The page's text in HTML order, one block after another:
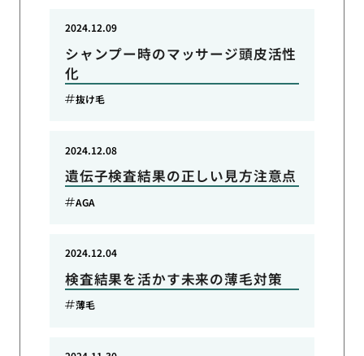
シャンプー時のマッサージ頭皮活性
化
2024.12.09
抜け毛
遺伝子検査結果の正しい見方注意点
2024.12.08
AGA
検査結果を活かす未来の薄毛対策
2024.12.04
薄毛